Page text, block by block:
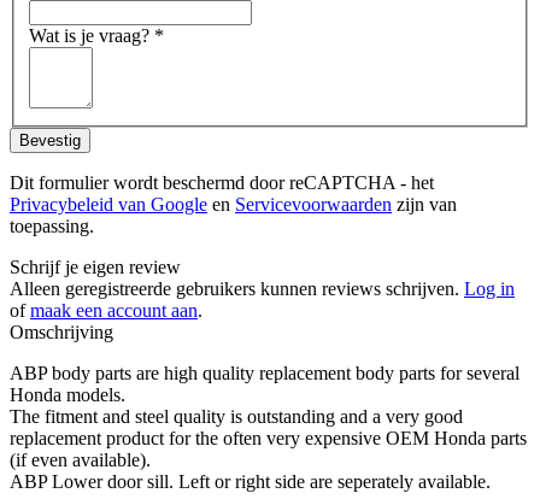
Wat is je vraag? *
Bevestig
Dit formulier wordt beschermd door reCAPTCHA - het
Privacybeleid van Google en Servicevoorwaarden zijn van
toepassing.
Schrijf je eigen review
Alleen geregistreerde gebruikers kunnen reviews schrijven. Log in
ofmaak een account aan.
Omschrijving
ABP body parts are high quality replacement body parts for several
Honda models.
The fitment and steel quality is outstanding and a very good
replacement product for the often very expensive OEM Honda parts
(if even available).
ABP Lower door sill. Left or right side are seperately available.